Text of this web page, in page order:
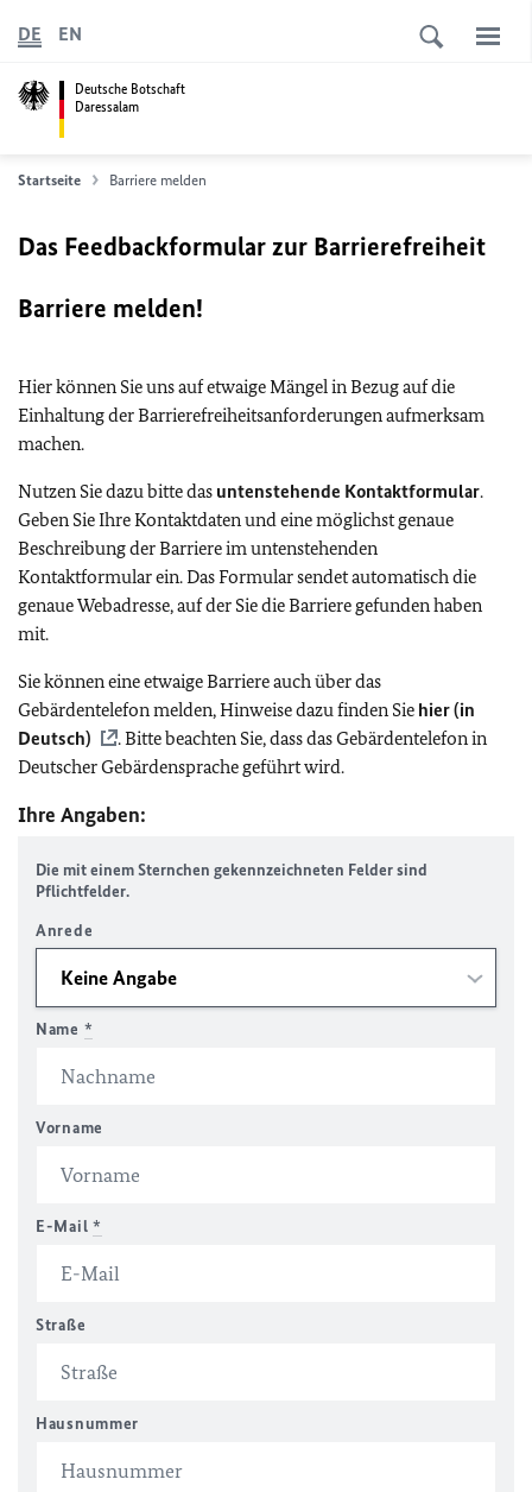
Deutsche Botschaft
Daressalam
DE EN
Startseite Barriere melden
Das Feedbackformular zur Barrierefreiheit
Barriere melden!
Hier können Sie uns auf etwaige Mängel in Bezug auf die
Einhaltung der Barrierefreiheitsanforderungen aufmerksam
machen.
Nutzen Sie dazu bitte das untenstehende Kontaktformular.
Geben Sie Ihre Kontaktdaten und eine möglichst genaue
Beschreibung der Barriere im untenstehenden
Kontaktformular ein. Das Formular sendet automatisch die
genaue Webadresse, auf der Sie die Barriere gefunden haben
mit.
Sie können eine etwaige Barriere auch über das
Gebärdentelefon melden, Hinweise dazu finden Sie hier (in
Deutsch)
. Bitte beachten Sie, dass das Gebärdentelefon in
Deutscher Gebärdensprache geführt wird.
Ihre Angaben:
Die mit einem Sternchen gekennzeichneten Felder sind
Pflichtfelder.
Anrede
Name *
Vorname
E-Mail *
Straße
Hausnummer